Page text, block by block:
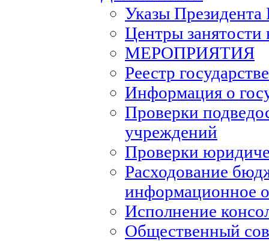
Указы
Центры занятости
МЕРОПРИЯТИЯ
Реестр
Информация о
Проверки
учреждений
Проверки
Расходование
информационное
Исполнение
Общественный